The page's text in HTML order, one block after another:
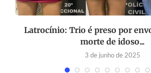
Latrocínio: Trio é preso por
morte de idoso...
3 de junho de 2025